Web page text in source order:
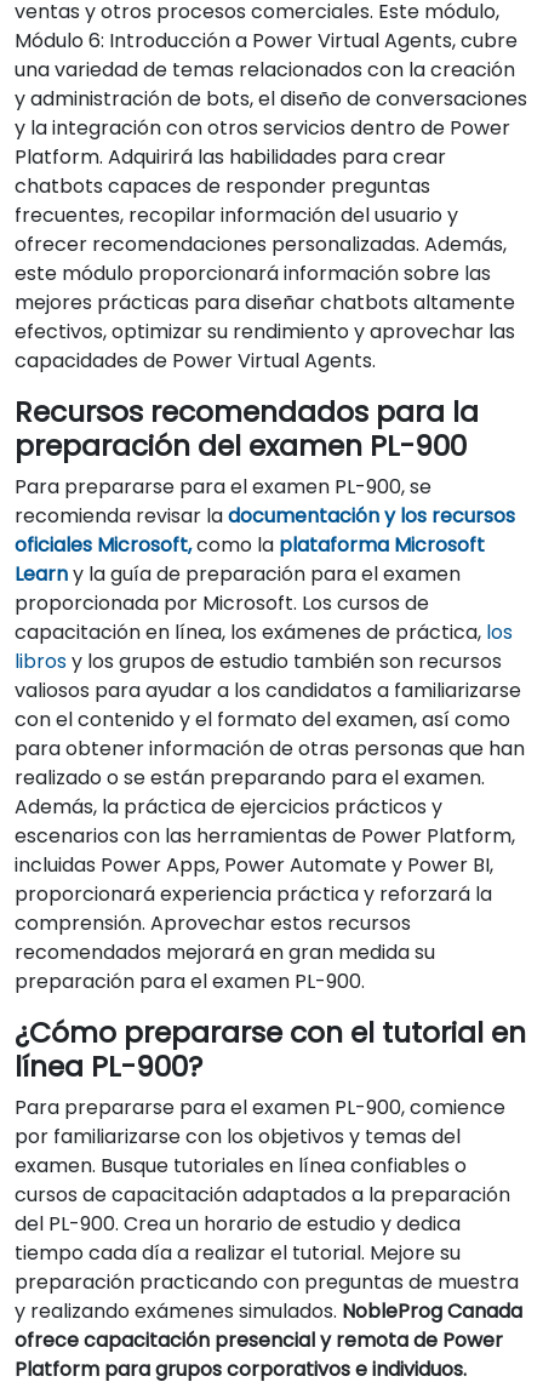
ventas y otros procesos comerciales. Este módulo,
Módulo 6: Introducción a Power Virtual Agents, cubre
una variedad de temas relacionados con la creación
y administración de bots, el diseño de conversaciones
y la integración con otros servicios dentro de Power
Platform. Adquirirá las habilidades para crear
chatbots capaces de responder preguntas
frecuentes, recopilar información del usuario y
ofrecer recomendaciones personalizadas. Además,
este módulo proporcionará información sobre las
mejores prácticas para diseñar chatbots altamente
efectivos, optimizar su rendimiento y aprovechar las
capacidades de Power Virtual Agents.
Recursos recomendados para la
preparación del examen PL-900
Para prepararse para el examen PL-900, se
recomienda revisar ladocumentación y los recursos
oficiales Microsoft,como la plataforma Microsoft
Learny la guía de preparación para el examen
proporcionada por Microsoft. Los cursos de
capacitación en línea, los exámenes de práctica, los
librosy los grupos de estudio también son recursos
valiosos para ayudar a los candidatos a familiarizarse
con el contenido y el formato del examen, así como
para obtener información de otras personas que han
realizado o se están preparando para el examen.
Además, la práctica de ejercicios prácticos y
escenarios con las herramientas de Power Platform,
incluidas Power Apps, Power Automate y Power BI,
proporcionará experiencia práctica y reforzará la
comprensión. Aprovechar estos recursos
recomendados mejorará en gran medida su
preparación para el examen PL-900.
¿Cómo prepararse con el tutorial en
línea PL-900?
Para prepararse para el examen PL-900, comience
por familiarizarse con los objetivos y temas del
examen. Busque tutoriales en línea confiables o
cursos de capacitación adaptados a la preparación
del PL-900. Crea un horario de estudio y dedica
tiempo cada día a realizar el tutorial. Mejore su
preparación practicando con preguntas de muestra
y realizando exámenes simulados. NobleProg Canada
ofrece capacitación presencial y remota de Power
Platform para grupos corporativos e individuos.